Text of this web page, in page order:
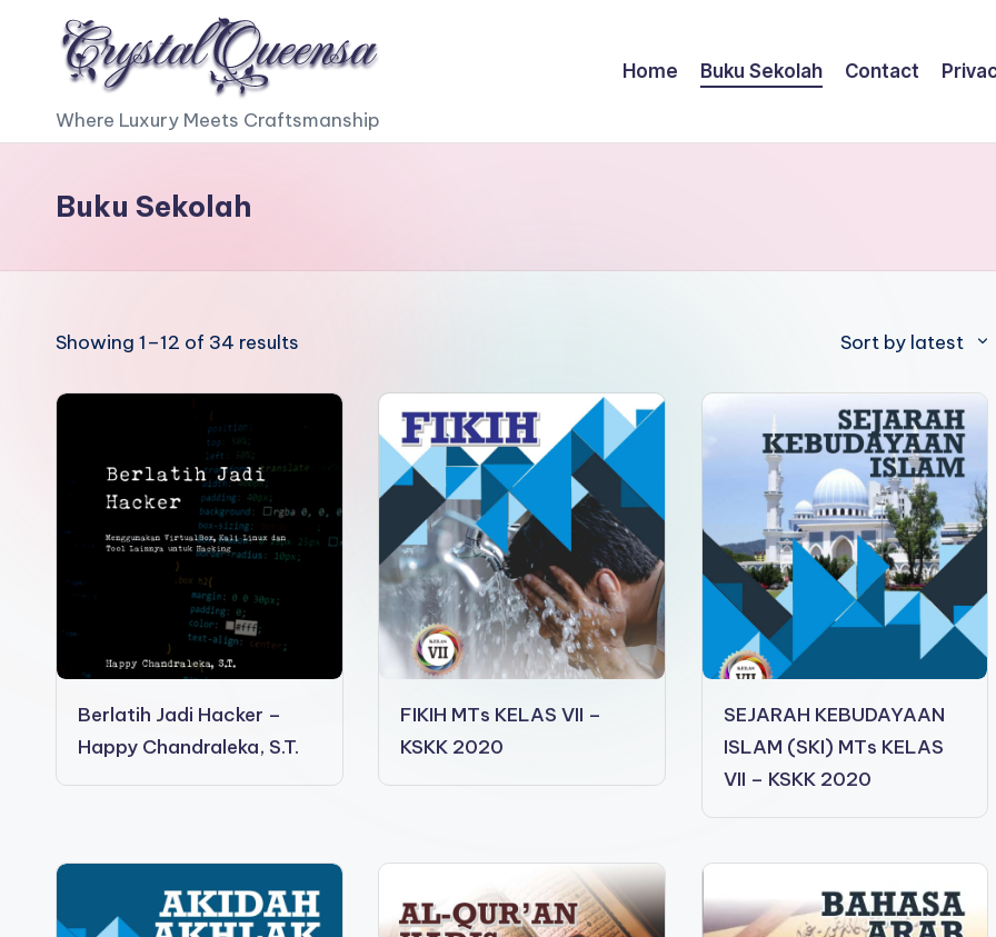
content
C
y
s
a
l
e
e
n
s
Where Luxury Meets Craftsmanship
Home Buku Sekolah Contact
Buku Sekolah
Showing 1–12 of 34 results
latest
Sort by latest
Berlatih Jadi Hacker –
Happy Chandraleka, S.T.
FIKIH MTs KELAS VII –
KSKK 2020
SEJARAH KEBUDAYAAN
ISLAM (SKI) MTs KELAS
VII – KSKK 2020